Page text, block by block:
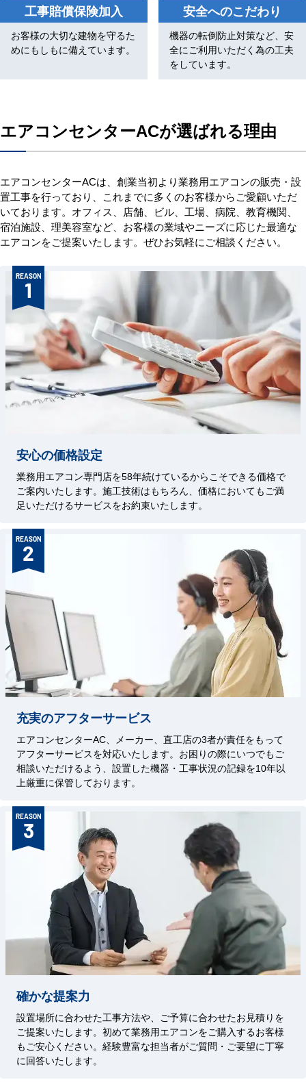
工事賠償保険加入
お客様の大切な建物を守るた
めにもしもに備えています。
安全へのこだわり
機器の転倒防止対策など、安
全にご利用いただく為の工夫
をしています。
エアコンセンターACが選ばれる理由
エアコンセンターACは、創業当初より業務用エアコンの販売・設
置工事を行っており、これまでに多くのお客様からご愛顧いただ
いております。オフィス、店舗、ビル、工場、病院、教育機関、
宿泊施設、理美容室など、お客様の業域やニーズに応じた最適な
エアコンをご提案いたします。ぜひお気軽にご相談ください。
REASON
1
安心の価格設定
業務用エアコン専門店を58年続けているからこそできる価格で
ご案内いたします。施工技術はもちろん、価格においてもご満
足いただけるサービスをお約束いたします。
REASON
2
充実のアフターサービス
エアコンセンターAC、メーカー、直工店の3者が責任をもって
アフターサービスを対応いたします。お困りの際にいつでもご
相談いただけるよう、設置した機器・工事状況の記録を10年以
上厳重に保管しております。
REASON
3
確かな提案力
設置場所に合わせた工事方法や、ご予算に合わせたお見積りを
ご提案いたします。初めて業務用エアコンをご購入するお客様
もご安心ください。経験豊富な担当者がご質問・ご要望に丁寧
に回答いたします。